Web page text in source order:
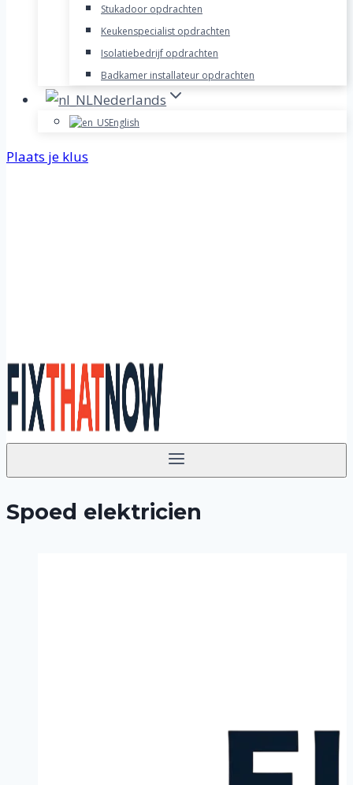
Stukadoor opdrachten
Keukenspecialist opdrachten
Isolatiebedrijf opdrachten
Badkamer installateur opdrachten
Nederlands
English
Plaats je klus
Spoed elektricien